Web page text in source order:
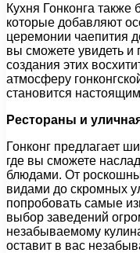
Кухня Гонконга также
которые добавляют
церемонии чаепития
вы сможете увидеть и
создания этих
атмосферу
становится
Рестораны и
Гонконг предлагает
где вы сможете
блюдами. От
видами до скромных
попробовать самые
выбор заведений
незабываемому
оставит в вас